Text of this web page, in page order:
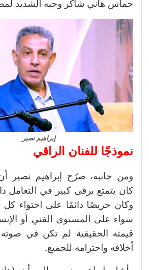
حماس هاني شاكر وحبه الشديد
إبراهيم نصير
نموذجًا للفنان الراقي
ومن جانبه، صرّح إبراهيم نصير
كان يتمتع برقي كبير في التعامل
وكان حريصًا دائمًا على احتواء
سواء على المستوى الفني أو
قيمته الحقيقية لم تكن في
أخلاقه واحترامه للجميع.